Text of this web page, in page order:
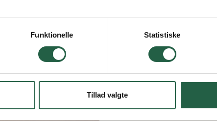
Google behandler personlige oplysninger
Funktionelle Statistiske
Tillad valgte